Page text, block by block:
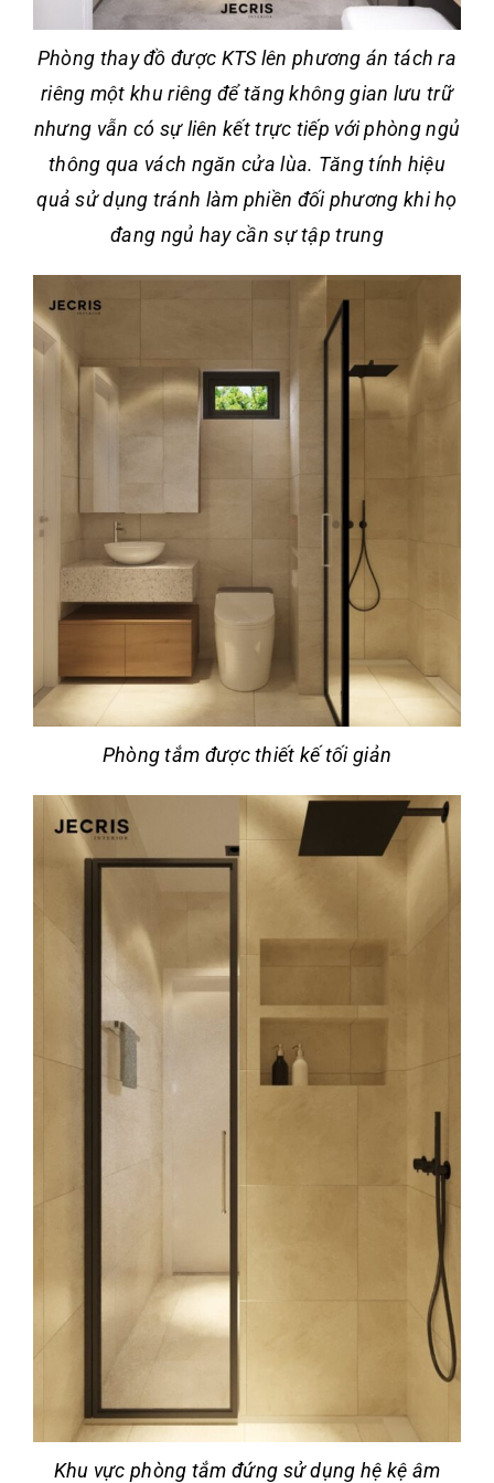
Phòng thay đồ được KTS lên phương án tách ra
riêng một khu riêng để tăng không gian lưu trữ
nhưng vẫn có sự liên kết trực tiếp với phòng ngủ
thông qua vách ngăn cửa lùa. Tăng tính hiệu
quả sử dụng tránh làm phiền đối phương khi họ
đang ngủ hay cần sự tập trung
Phòng tắm được thiết kế tối giản
Khu vực phòng tắm đứng sử dụng hệ kệ âm